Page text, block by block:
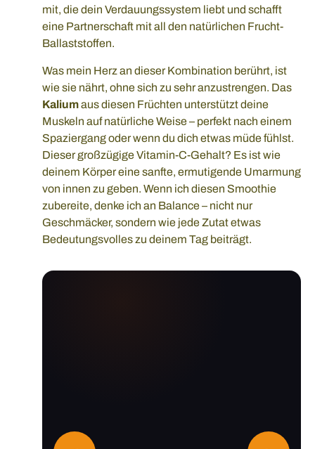
mit, die dein Verdauungssystem liebt und schafft
eine Partnerschaft mit all den natürlichen Frucht-
Ballaststoffen.
Was mein Herz an dieser Kombination berührt, ist
wie sie nährt, ohne sich zu sehr anzustrengen. Das
Kaliumaus diesen Früchten unterstützt deine
Muskeln auf natürliche Weise – perfekt nach einem
Spaziergang oder wenn du dich etwas müde fühlst.
Dieser großzügige Vitamin-C-Gehalt? Es ist wie
deinem Körper eine sanfte, ermutigende Umarmung
von innen zu geben. Wenn ich diesen Smoothie
zubereite, denke ich an Balance – nicht nur
Geschmäcker, sondern wie jede Zutat etwas
Bedeutungsvolles zu deinem Tag beiträgt.